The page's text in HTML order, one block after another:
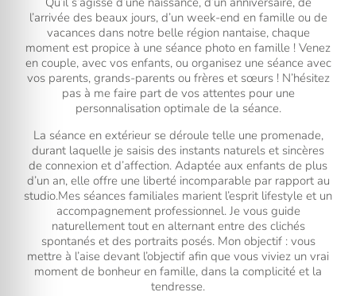
l’arrivée des beaux jours, d’un week-end en famille ou de
vacances dans notre belle région nantaise, chaque
moment est propice à une séance photo en famille ! Venez
en couple, avec vos enfants, ou organisez une séance avec
vos parents, grands-parents ou frères et sœurs ! N’hésitez
pas à me faire part de vos attentes pour une
personnalisation optimale de la séance.
La séance en extérieur se déroule telle une promenade,
durant laquelle je saisis des instants naturels et sincères
de connexion et d’affection. Adaptée aux enfants de plus
d’un an, elle offre une liberté incomparable par rapport au
studio.Mes séances familiales marient l’esprit lifestyle et un
accompagnement professionnel. Je vous guide
naturellement tout en alternant entre des clichés
spontanés et des portraits posés. Mon objectif : vous
mettre à l’aise devant l’objectif afin que vous viviez un vrai
moment de bonheur en famille, dans la complicité et la
tendresse.